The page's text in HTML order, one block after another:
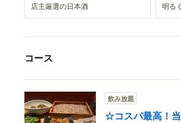
店主厳選の日本酒 明る
コース
飲み放題
☆コスパ最高！